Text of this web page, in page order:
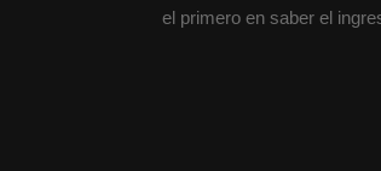
el primero en saber el